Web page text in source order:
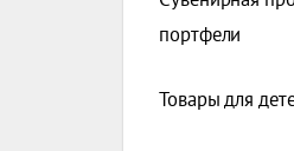
портфели
Товары для